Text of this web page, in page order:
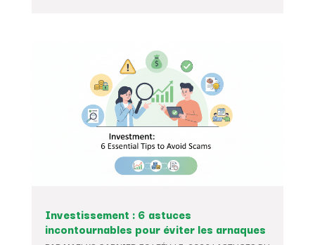
Investissement : 6 astuces
incontournables pour éviter les arnaques